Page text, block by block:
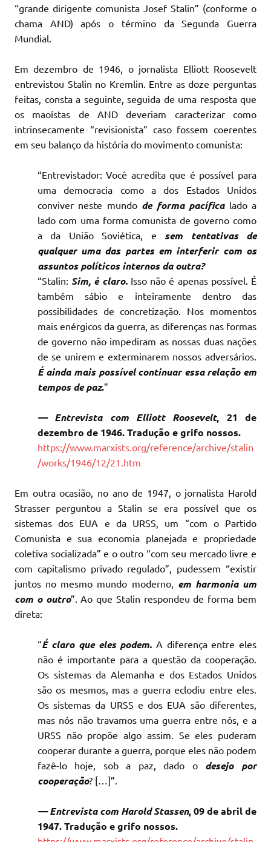
“grande dirigente comunista Josef Stalin” (conforme o
chama AND) após o término da Segunda Guerra
Mundial.
Em dezembro de 1946, o jornalista Elliott Roosevelt
entrevistou Stalin no Kremlin. Entre as doze perguntas
feitas, consta a seguinte, seguida de uma resposta que
os maoístas de AND deveriam caracterizar como
intrinsecamente “revisionista” caso fossem coerentes
em seu balanço da história do movimento comunista:
“Entrevistador: Você acredita que é possível para
uma democracia como a dos Estados Unidos
conviver neste mundo de forma pacíficalado a
lado com uma forma comunista de governo como
a da União Soviética, e
sem tentativas de
qualquer uma das partes em interferir com os
assuntos políticos internos da outra?
“Stalin:Sim, é claro. Isso não é apenas possível. É
também sábio e inteiramente dentro das
possibilidades de concretização. Nos momentos
mais enérgicos da guerra, as diferenças nas formas
de governo não impediram as nossas duas nações
de se unirem e exterminarem nossos adversários.
É ainda mais possível continuar essa relação em
tempos de paz.”
— Entrevista com Elliott Roosevelt, 21 de
dezembro de 1946.Tradução e grifo nossos.
https://www.marxists.org/reference/archive/stalin
/works/1946/12/21.htm
Em outra ocasião, no ano de 1947, o jornalista Harold
Strasser perguntou a Stalin se era possível que os
sistemas dos EUA e da URSS, um “com o Partido
Comunista e sua economia planejada e propriedade
coletiva socializada” e o outro “com seu mercado livre e
com capitalismo privado regulado”, pudessem “existir
juntos no mesmo mundo moderno, em harmonia um
com o outro”. Ao que Stalin respondeu de forma bem
direta:
“É claro que eles podem. A diferença entre eles
não é importante para a questão da cooperação.
Os sistemas da Alemanha e dos Estados Unidos
são os mesmos, mas a guerra eclodiu entre eles.
Os sistemas da URSS e dos EUA são diferentes,
mas nós não travamos uma guerra entre nós, e a
URSS não propõe algo assim. Se eles puderam
cooperar durante a guerra, porque eles não podem
fazê-lo hoje, sob a paz, dado o desejo por
cooperação? […]”.
— Entrevista com Harold Stassen, 09 de abril de
1947. Tradução e grifo nossos.